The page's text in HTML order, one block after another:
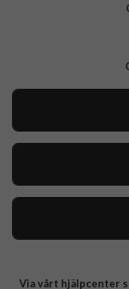
Integritetspolicy
Via vårt hjälpcenter